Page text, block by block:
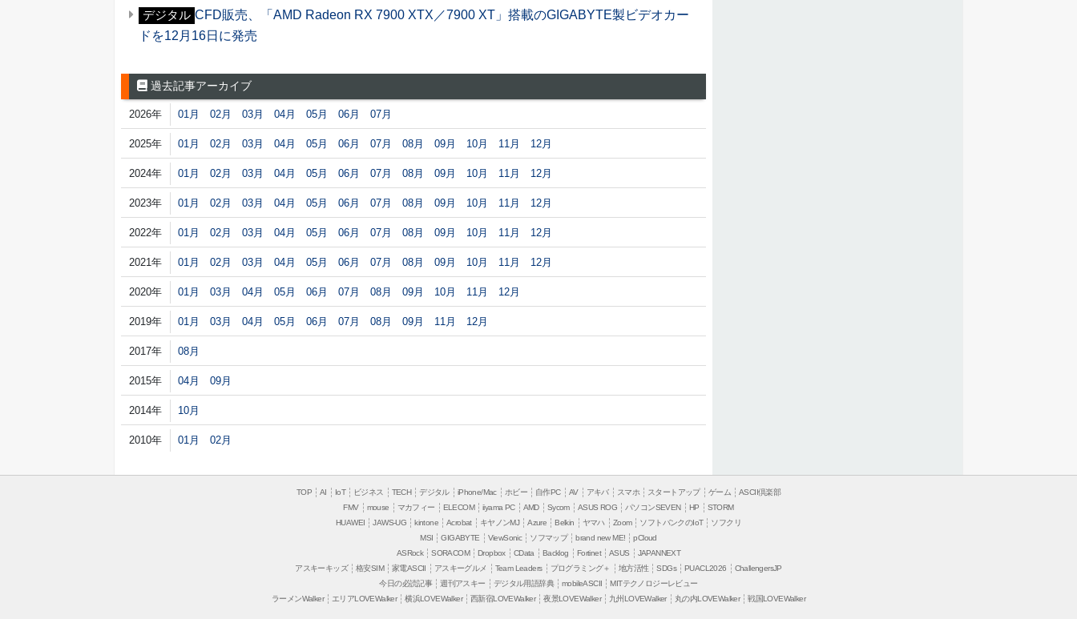
デジタル CFD販売、「AMD Radeon RX 7900 XTX／7900 XT」搭載のGIGABYTE製ビデオカー
ドを12月16日に発売
過去記事アーカイブ
2026年 01月 02月 03月 04月 05月 06月 07月
2025年 01月 02月 03月 04月 05月 06月 07月 08月 09月 10月 11月 12月
2024年 01月 02月 03月 04月 05月 06月 07月 08月 09月 10月 11月 12月
2023年 01月 02月 03月 04月 05月 06月 07月 08月 09月 10月 11月 12月
2022年 01月 02月 03月 04月 05月 06月 07月 08月 09月 10月 11月 12月
2021年 01月 02月 03月 04月 05月 06月 07月 08月 09月 10月 11月 12月
2020年 01月 03月 04月 05月 06月 07月 08月 09月 10月 11月 12月
2019年 01月 03月 04月 05月 06月 07月 08月 09月 11月 12月
2017年 08月
2015年 04月 09月
2014年 10月
2010年 01月 02月
TOP AI IoT ビジネス TECH デジタル iPhone/Mac ホビー 自作PC AV アキバ スマホ スタートアップ ゲーム
ASCII倶楽部
FMV
mouse マカフィー ELECOM iiyama PC AMD Sycom ASUS ROG パソコンSEVEN HP
STORM
HUAWEI
JAWS-UG kintone Acrobat キヤノンMJ Azure Belkin ヤマハ Zoom ソフトバンクのIoT
ソフクリ
MSI
GIGABYTE ViewSonic ソフマップ brand new ME!
pCloud
ASRock
SORACOM Dropbox CData Backlog Fortinet ASUS
JAPANNEXT
アスキーキッズ
格安SIM 家電ASCII アスキーグルメ Team Leaders プログラミング＋ 地方活性 SDGs PUACL2026
ChallengersJP
今日の必読記事
週刊アスキー デジタル用語辞典 mobileASCII
MITテクノロジーレビュー
ラーメンWalker
エリアLOVEWalker 横浜LOVEWalker 西新宿LOVEWalker 夜景LOVEWalker 九州LOVEWalker 丸の内LOVEWalker 戦国LOVEWalker